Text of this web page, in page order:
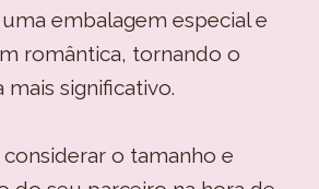
embalagem especial e
romântica, tornando o
mais significativo.
o tamanho e